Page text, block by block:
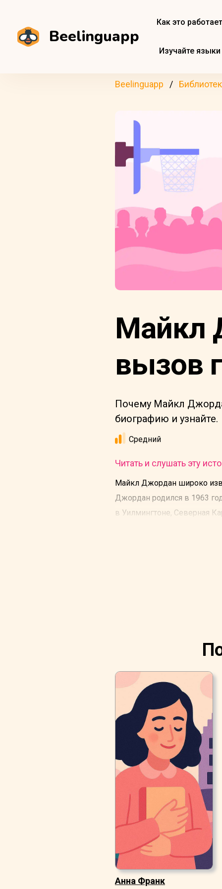
Beelinguapp
Как это работает
Изучайте языки
Beelinguapp
Майкл
вызов
Почему Майкл
биографию и узнайте.
Средний
Читать и слушать эту
Майкл Джордан широко
Джордан родился в 1963
в Уилмингтоне, Северная
Анна Франк